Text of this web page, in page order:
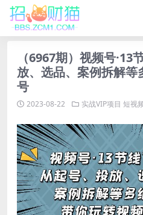
（6967期）视频号
放、选品、案例拆解
号
2023-08-22 实战VIP项目 短视